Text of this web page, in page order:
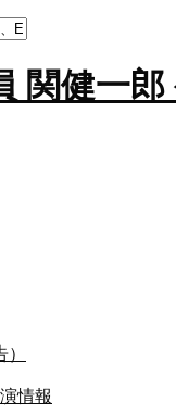
情報
人のア
イデンティ
に深刻で
な事実がずれてい
事実を羅列する投稿
ティティであるお
重いです。
を止めたのは陸軍省